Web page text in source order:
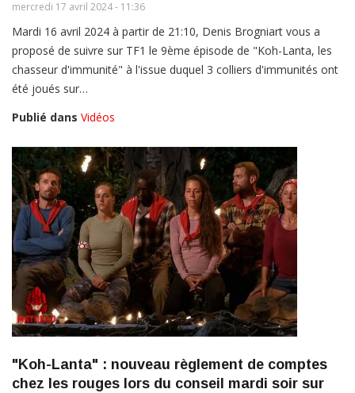
mercredi 17 avril 2024 - 11:36
Mardi 16 avril 2024 à partir de 21:10, Denis Brogniart vous a
proposé de suivre sur TF1 le 9ème épisode de "Koh-Lanta, les
chasseur d'immunité" à l'issue duquel 3 colliers d'immunités ont
été joués sur…
Publié dans Vidéos
"Koh-Lanta" : nouveau règlement de comptes
chez les rouges lors du conseil mardi soir sur